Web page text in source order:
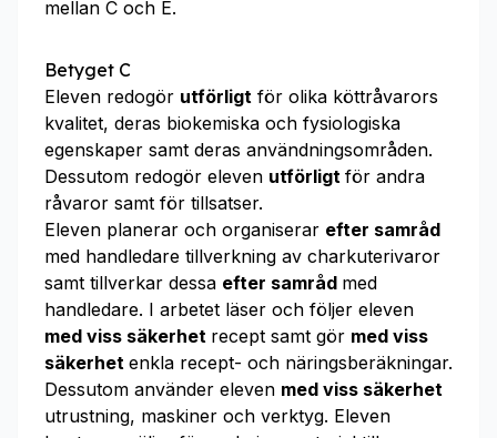
mellan C och E.
Betyget C
Eleven redogör utförligt för olika köttråvarors
kvalitet, deras biokemiska och fysiologiska
egenskaper samt deras användningsområden.
Dessutom redogör eleven utförligt för andra
råvaror samt för tillsatser.
Eleven planerar och organiserar efter samråd
med handledare tillverkning av charkuterivaror
samt tillverkar dessa efter samråd med
handledare. I arbetet läser och följer eleven
med viss säkerhet recept samt gör med viss
säkerhet enkla recept- och näringsberäkningar.
Dessutom använder eleven med viss säkerhet
utrustning, maskiner och verktyg. Eleven